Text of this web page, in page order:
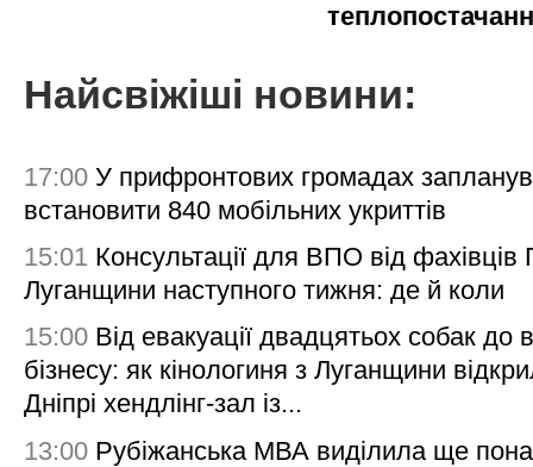
Найсвіжіші новини:
17:00 У прифронтових громадах
встановити 840 мобільних укриттів
15:01 Консультації для ВПО від
Луганщини наступного тижня: де й коли
15:00 Від евакуації двадцятьох собак до
бізнесу: як кінологиня з Луганщини
Дніпрі хендлінг-зал із...
13:00 Рубіжанська МВА виділила ще